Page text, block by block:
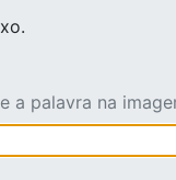
a palavra na